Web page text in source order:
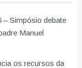
– Simpósio debate
Manuel
os recursos da